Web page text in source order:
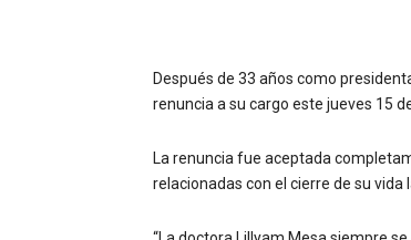
Después de 33 años como
renuncia a su cargo este jueves 15
La renuncia fue aceptada
relacionadas con el cierre de su vida